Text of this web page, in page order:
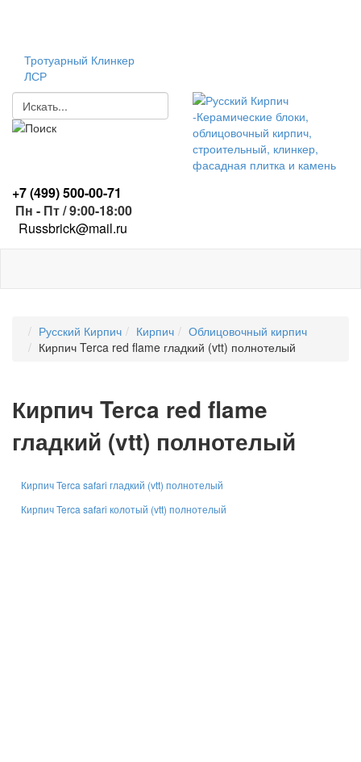
Тротуарный Клинкер
ЛСР
+7 (499)500-00-71
Пн - Пт / 9:00-18:00
Russbrick@mail.ru
Русский Кирпич Кирпич
Облицовочный кирпич
Кирпич Terca red flame гладкий (vtt) полнотелый
Кирпич Terca red flame
гладкий (vtt) полнотелый
Кирпич Terca safari гладкий (vtt) полнотелый
Кирпич Terca safari колотый (vtt) полнотелый